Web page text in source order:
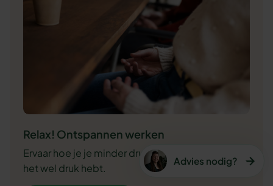
Relax! Ontspannen werken
Ervaar hoe je je minder druk kan voelen, terwijl je
het wel druk hebt.
Advies nodig?